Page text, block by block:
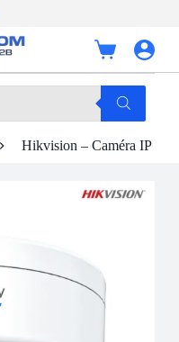
Panier
d’achat
Hikvision – Caméra IP à